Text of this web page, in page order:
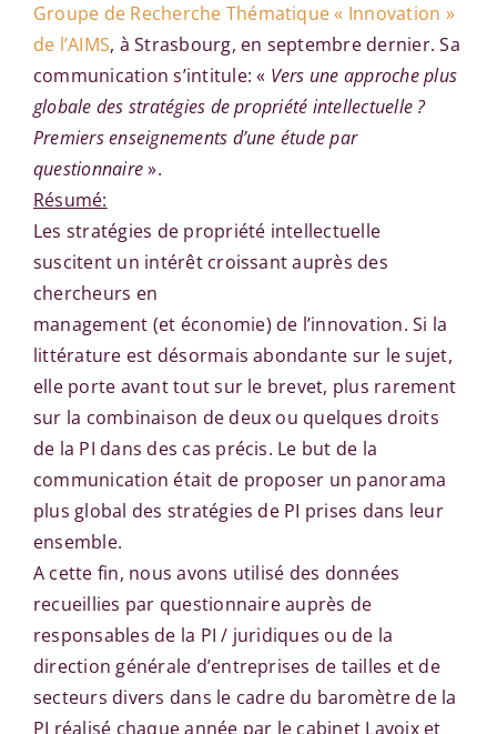
Groupe de Recherche Thématique « Innovation »
de l’AIMS, à Strasbourg, en septembre dernier. Sa
communication s’intitule: « Vers une approche plus
globale des stratégies de propriété intellectuelle ?
Premiers enseignements d’une étude par
questionnaire».
Résumé:
Les stratégies de propriété intellectuelle
suscitent un intérêt croissant auprès des
chercheurs en
management (et économie) de l’innovation. Si la
littérature est désormais abondante sur le sujet,
elle porte avant tout sur le brevet, plus rarement
sur la combinaison de deux ou quelques droits
de la PI dans des cas précis. Le but de la
communication était de proposer un panorama
plus global des stratégies de PI prises dans leur
ensemble.
A cette fin, nous avons utilisé des données
recueillies par questionnaire auprès de
responsables de la PI / juridiques ou de la
direction générale d’entreprises de tailles et de
secteurs divers dans le cadre du baromètre de la
PI réalisé chaque année par le cabinet Lavoix et